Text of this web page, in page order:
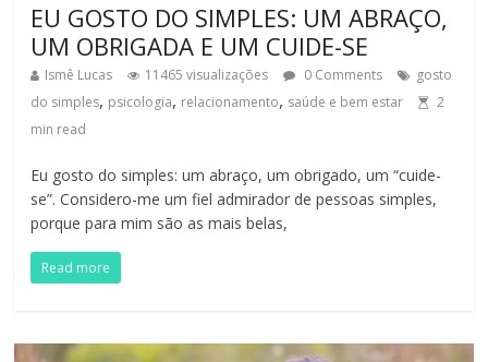
EU GOSTO DO SIMPLES: UM ABRAÇO,
UM OBRIGADA E UM CUIDE-SE
Ismê Lucas 11465 visualizações 0 Comments
gosto
do simples, psicologia, relacionamento, saúde e bem estar
2
min read
Eu gosto do simples: um abraço, um obrigado, um “cuide-
se”. Considero-me um fiel admirador de pessoas simples,
porque para mim são as mais belas,
Read more